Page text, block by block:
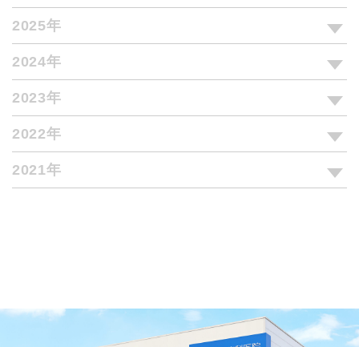
2025年
2024年
2023年
2022年
2021年